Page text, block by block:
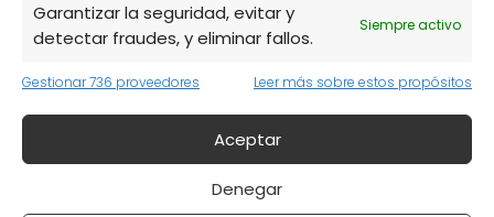
Garantizar la seguridad, evitar y
detectar fraudes, y eliminar fallos.
Siempre activo
Gestionar 736 proveedores Leer más sobre estos propósitos
Aceptar
Denegar
plataformas en línea. Mercadona, una de las
cadenas de supermercados más populares
en España, ofrece una variedad de
productos naturales, pero es importante
verificar si tienen Melena de León en su
sección de suplementos. La disponibilidad
puede variar según la ubicación y la